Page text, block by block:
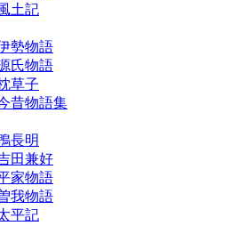
土記
勢物語
氏物語
草子
昔物語集
長明
田兼好
家物語
我物語
平記